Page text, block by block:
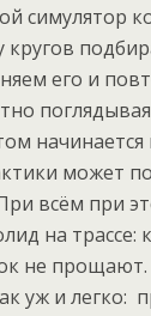
симулятор
кругов
его и
может
всём при
на
не прощают.
уж и легко: